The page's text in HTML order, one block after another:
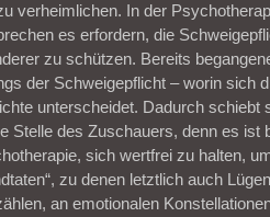
verheimlichen. In der
es erfordern, die
zu schützen. Bereits
der Schweigepflicht – worin sich
unterscheidet. Dadurch schiebt
Stelle des Zuschauers, denn es ist
sich wertfrei zu halten,
zu denen letztlich auch
an emotionalen